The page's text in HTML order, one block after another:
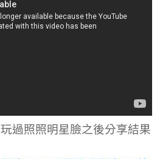
過照照明星臉之後分享結果